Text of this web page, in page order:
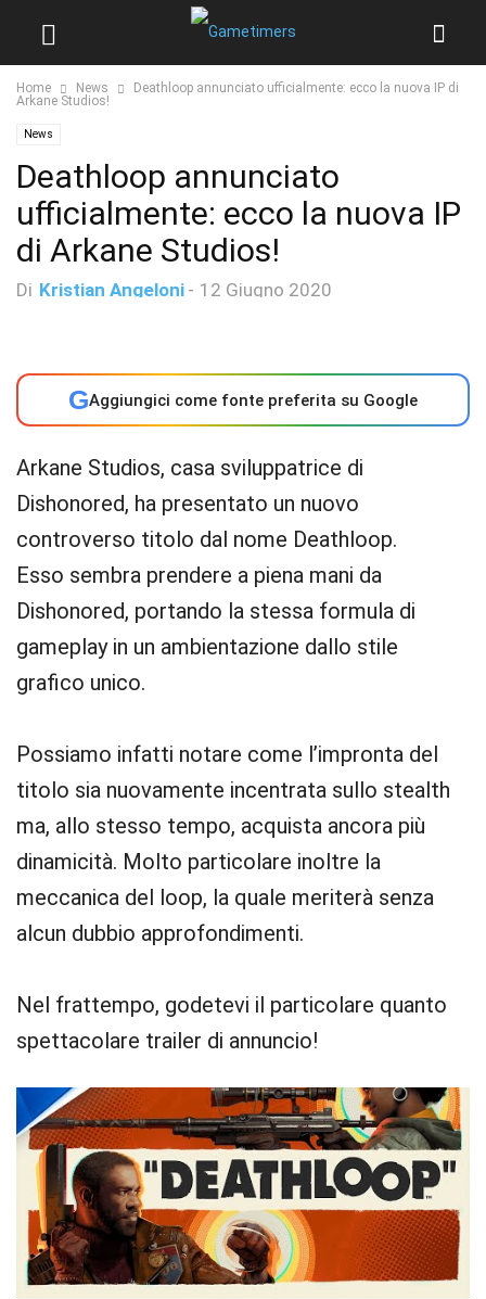
Home News
Deathloop annunciato ufficialmente: ecco la nuova IP di
Arkane Studios!
News
Deathloop annunciato
ufficialmente: ecco la nuova IP
di Arkane Studios!
Di Kristian Angeloni - 12 Giugno 2020
GAggiungici come fonte preferita su Google
Arkane Studios, casa sviluppatrice di
Dishonored, ha presentato un nuovo
controverso titolo dal nome Deathloop.
Esso sembra prendere a piena mani da
Dishonored, portando la stessa formula di
gameplay in un ambientazione dallo stile
grafico unico.
Possiamo infatti notare come l’impronta del
titolo sia nuovamente incentrata sullo stealth
ma, allo stesso tempo, acquista ancora più
dinamicità. Molto particolare inoltre la
meccanica del loop, la quale meriterà senza
alcun dubbio approfondimenti.
Nel frattempo, godetevi il particolare quanto
spettacolare trailer di annuncio!